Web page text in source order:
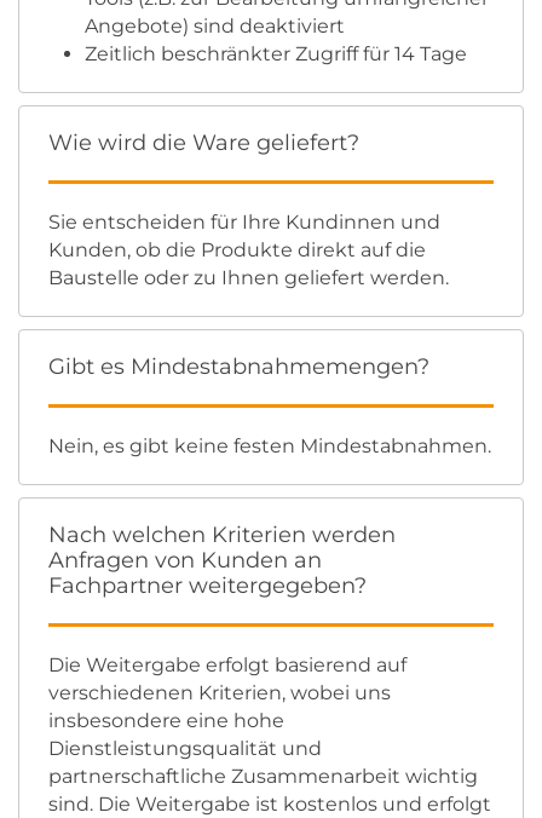
Angebote) sind deaktiviert
Zeitlich beschränkter Zugriff für 14 Tage
Wie wird die Ware geliefert?
Sie entscheiden für Ihre Kundinnen und
Kunden, ob die Produkte direkt auf die
Baustelle oder zu Ihnen geliefert werden.
Gibt es Mindestabnahmemengen?
Nein, es gibt keine festen Mindestabnahmen.
Nach welchen Kriterien werden
Anfragen von Kunden an
Fachpartner weitergegeben?
Die Weitergabe erfolgt basierend auf
verschiedenen Kriterien, wobei uns
insbesondere eine hohe
Dienstleistungsqualität und
partnerschaftliche Zusammenarbeit wichtig
sind. Die Weitergabe ist kostenlos und erfolgt